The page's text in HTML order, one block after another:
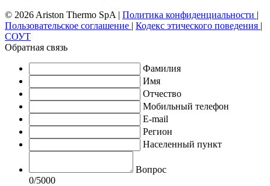
© 2026 Ariston Thermo SpA | Политика конфиденциальности |
Пользовательское соглашение | Кодекс этического поведения |
СОУТ
Обратная связь
Фамилия
Имя
Отчество
Мобильный телефон
E-mail
Регион
Населенный пункт
Вопрос
0/5000